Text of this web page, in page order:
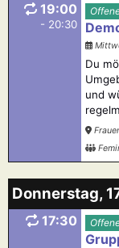
19:00
- 20:30
Du
und
Donnerstag,
17:30